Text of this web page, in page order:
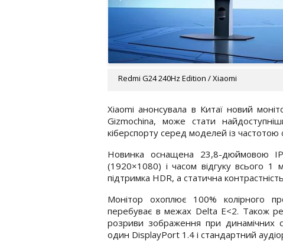
Redmi G24 240Hz Edition / Xiaomi
Xiaomi анонсувала в Китаї новий
Gizmochina, може стати
кіберспорту серед моделей із
Новинка оснащена 23,8-дюймовою
(1920×1080) і часом відгуку всього 1
підтримка HDR, а статична
Монітор охоплює 100% колірного
перебуває в межах Delta E<2. Також
розриви зображення при динамічних
один DisplayPort 1.4 і стандартний